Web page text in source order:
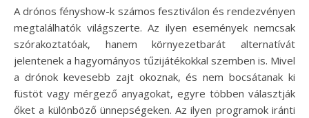
A drónos fényshow-k számos fesztiválon és rendezvényen
megtalálhatók világszerte. Az ilyen események nemcsak
szórakoztatóak, hanem környezetbarát alternatívát
jelentenek a hagyományos tűzijátékokkal szemben is. Mivel
a drónok kevesebb zajt okoznak, és nem bocsátanak ki
füstöt vagy mérgező anyagokat, egyre többen választják
őket a különböző ünnepségeken. Az ilyen programok iránti